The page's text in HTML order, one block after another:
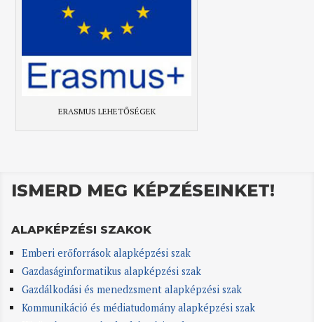
ERASMUS LEHETŐSÉGEK
ISMERD MEG KÉPZÉSEINKET!
ALAPKÉPZÉSI SZAKOK
Emberi erőforrások alapképzési szak
Gazdaságinformatikus alapképzési szak
Gazdálkodási és menedzsment alapképzési szak
Kommunikáció és médiatudomány alapképzési szak